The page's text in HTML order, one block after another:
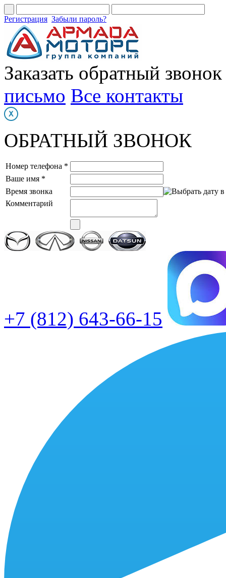
Регистрация Забыли пароль?
Заказать обратный звонок
письмо Все контакты
ОБРАТНЫЙ ЗВОНОК
Номер телефона *
Ваше имя *
Время звонка
Комментарий
+7 (812) 643-66-15